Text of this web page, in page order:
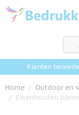
Ga naar de inhoud
Klanten
Home / Outdoor en
/ Eikenhouten